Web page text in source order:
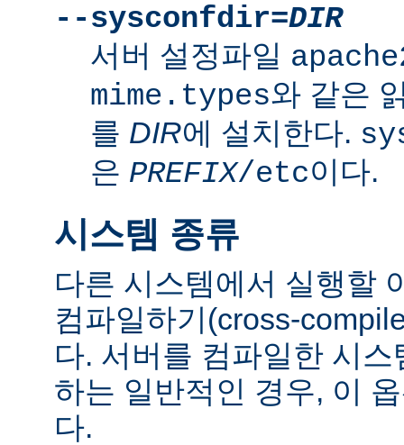
--sysconfdir=DIR
서버 설정파일
mime.types와 같은
를 DIR에 설치한다.
은 PREFIX/etc이다.
시스템 종류
다른 시스템에서 실행할
컴파일하기(cross-
다. 서버를 컴파일한 시
하는 일반적인 경우, 이
다.